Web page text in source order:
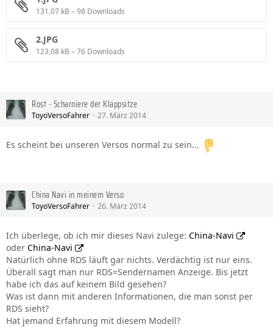
131,07 kB – 98 Downloads
2.JPG
123,08 kB – 76 Downloads
Rost - Scharniere der Klappsitze
ToyoVersoFahrer 27. März 2014
Es scheint bei unseren Versos normal zu sein...
China Navi in meinem Verso
ToyoVersoFahrer 26. März 2014
Ich überlege, ob ich mir dieses Navi zulege: China-Navi
oder China-Navi
Natürlich ohne RDS läuft gar nichts. Verdächtig ist nur eins.
Überall sagt man nur RDS=Sendernamen Anzeige. Bis jetzt
habe ich das auf keinem Bild gesehen?
Was ist dann mit anderen Informationen, die man sonst per
RDS sieht?
Hat jemand Erfahrung mit diesem Modell?